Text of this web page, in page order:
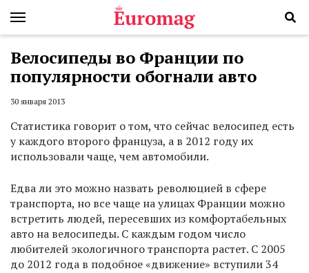
Велосипеды во Франции по
популярности обогнали авто
30 января 2013
Статистика говорит о том, что сейчас велосипед есть
у каждого второго француза, а в 2012 году их
использовали чаще, чем автомобили.
Едва ли это можно назвать революцией в сфере
транспорта, но все чаще на улицах Франции можно
встретить людей, пересевших из комфортабельных
авто на велосипеды. С каждым годом число
любителей экологичного транспорта растет. С 2005
до 2012 года в подобное «движение» вступили 34